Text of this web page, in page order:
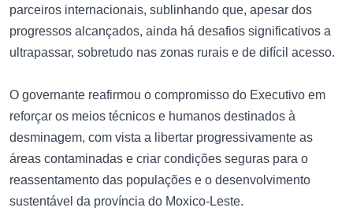
parceiros internacionais, sublinhando que, apesar dos
progressos alcançados, ainda há desafios significativos a
ultrapassar, sobretudo nas zonas rurais e de difícil acesso.
O governante reafirmou o compromisso do Executivo em
reforçar os meios técnicos e humanos destinados à
desminagem, com vista a libertar progressivamente as
áreas contaminadas e criar condições seguras para o
reassentamento das populações e o desenvolvimento
sustentável da província do Moxico-Leste.